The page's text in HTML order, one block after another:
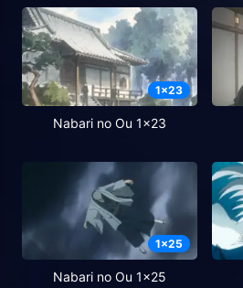
1x23
Nabari no Ou 1x23
1x25
Nabari no Ou 1x25